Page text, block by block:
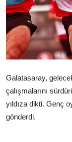
Çerkezköy
Galatasaray,
çalışmalarını
yıldıza dikti. Genç
gönderdi.